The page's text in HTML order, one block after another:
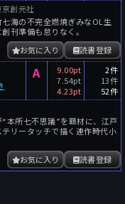
創元社
海の不完全燃焼ぎみなOL生
刊準備も怠りなく。
読書登録
お気に入り
A
9.00pt
7.54pt
4.23pt
2件
13件
52件
本所七不思議”を題材に、江戸
リータッチで描く連作時代小
読書登録
お気に入り